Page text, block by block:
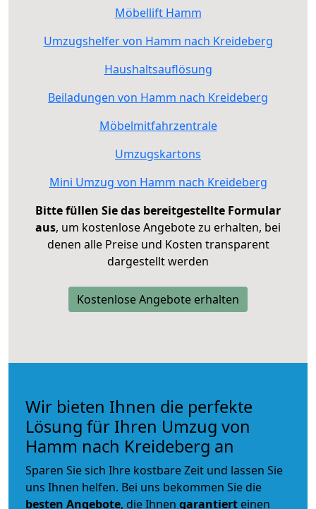
Möbellift Hamm
Umzugshelfer von Hamm nach Kreideberg
Haushaltsauflösung
Beiladungen von Hamm nach Kreideberg
Möbelmitfahrzentrale
Umzugskartons
Mini Umzug von Hamm nach Kreideberg
Bitte füllen Sie das bereitgestellte Formular
aus, um kostenlose Angebote zu erhalten, bei
denen alle Preise und Kosten transparent
dargestellt werden
Kostenlose Angebote erhalten
Wir bieten Ihnen die perfekte
Lösung für Ihren Umzug von
Hamm nach Kreideberg an
Sparen Sie sich Ihre kostbare Zeit und lassen Sie
uns Ihnen helfen. Bei uns bekommen Sie die
besten Angebote, die Ihnen garantiert einen